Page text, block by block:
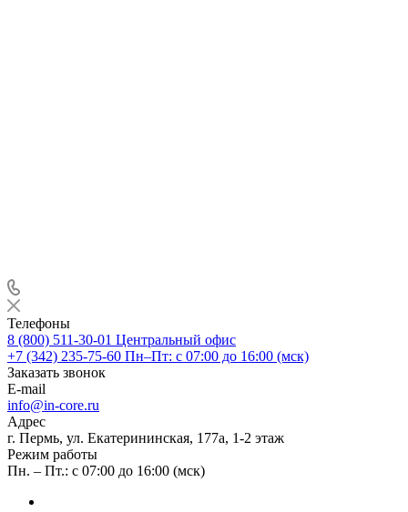
Телефоны
8 (800) 511-30-01 Центральный офис
+7 (342) 235-75-60 Пн–Пт: с 07:00 до 16:00 (мск)
Заказать звонок
E-mail
info@in-core.ru
Адрес
г. Пермь, ул. ​Екатерининская, 177а, ​1-2 этаж
Режим работы
Пн. – Пт.: с 07:00 до 16:00 (мск)